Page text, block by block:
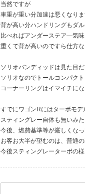
当然ですが
車重が重い分加速は悪くなり
背が高い分ハンドリングもダ
比べればアンダーステア―気
重くて背が高いのですら仕方
ソリオバンディッドは見た目
ソリオなのでトールコンパク
コーナーリングはイマイチに
すでにワゴンRにはターボモデ
スティングレー自体も無いみた
今後、燃費基準等が厳しくな
お客お大半が望むのは、普通
今後スティングレーターボの